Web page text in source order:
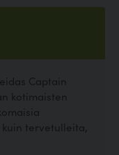
Captain
kotimaisten
tervetulleita,